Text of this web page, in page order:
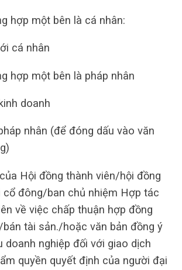
hợp một bên là cá nhân:
cá nhân
hợp một bên là pháp nhân
doanh
nhân (để đóng dấu vào văn
Hội đồng thành viên/hội đồng
cổ đông/ban chủ nhiệm Hợp tác
về việc chấp thuận hợp đồng
tài sản./hoặc văn bản đồng ý
doanh nghiệp đối với giao dịch
quyền quyết định của người đại